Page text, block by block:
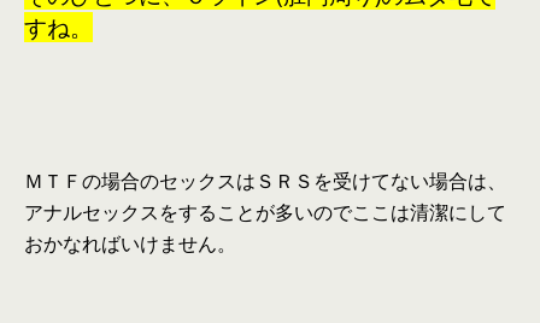
すね。
ＭＴＦの場合のセックスはＳＲＳを受けてない場合は、
アナルセックスをすることが多いのでここは清潔にして
おかなればいけません。